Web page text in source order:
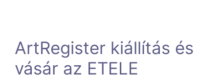
ArtRegister kiállítás és
vásár az ETELE